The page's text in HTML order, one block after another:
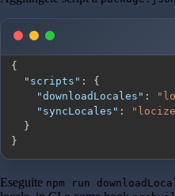
{
"scripts" :
{
"downloadLocales" :
"syncLocales" :
}
}
Eseguite npm run